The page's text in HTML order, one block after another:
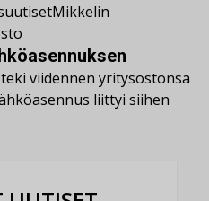
Mikkelin
viidennen yritysostonsa
liittyi siihen